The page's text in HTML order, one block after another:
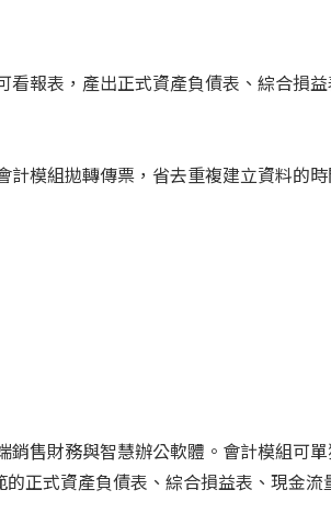
報表，產出正式資產負債表、綜合損
模組拋轉傳票，省去重複建立資料的
銷售財務與智慧辦公軟體。會計模組可
正式資產負債表、綜合損益表、現金流